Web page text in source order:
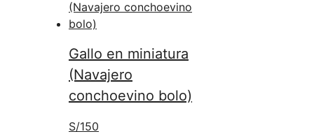
Gallo en miniatura
(Navajero
conchoevino bolo)
S/150